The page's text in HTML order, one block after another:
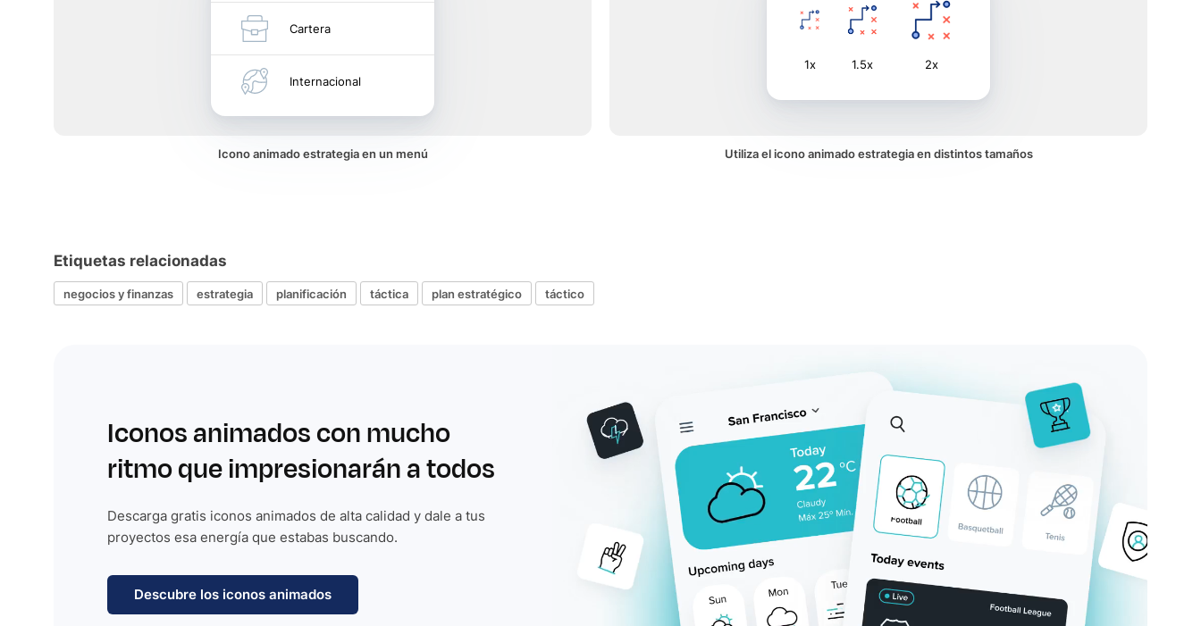
Cartera
Internacional
Icono animado estrategia en un menú
1x 1.5x 2x
Utiliza el icono animado estrategia en distintos tamaños
Etiquetas relacionadas
negocios y finanzas estrategia planificación táctica plan estratégico táctico
Iconos animados con mucho
ritmo que impresionarán a todos
Descarga gratis iconos animados de alta calidad y dale a tus
proyectos esa energía que estabas buscando.
Descubre los iconos animados